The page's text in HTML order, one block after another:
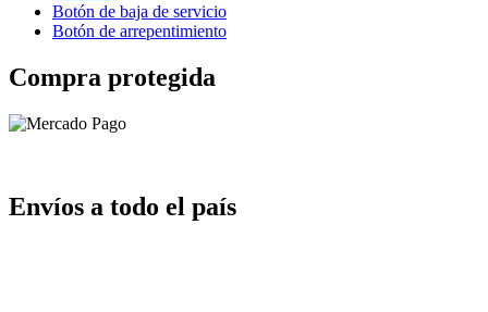
Botón de baja de servicio
Botón de arrepentimiento
Compra protegida
Envíos a todo el país